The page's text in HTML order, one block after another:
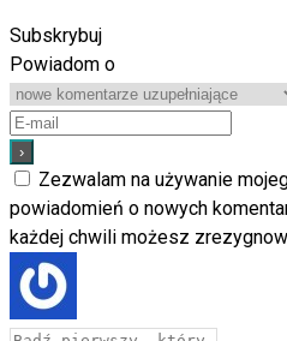
Subskrybuj
Powiadom o
Zezwalam na używanie
powiadomień o nowych
każdej chwili możesz